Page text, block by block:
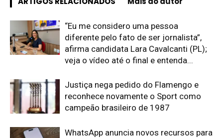
“Eu me considero uma pessoa
diferente pelo fato de ser jornalista”,
afirma candidata Lara Cavalcanti (PL);
veja o vídeo até o final e entenda...
Justiça nega pedido do Flamengo e
reconhece novamente o Sport como
campeão brasileiro de 1987
WhatsApp anuncia novos recursos para